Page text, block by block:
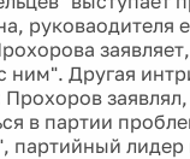
руковаодителя
ним". Другая
в партии
лидер